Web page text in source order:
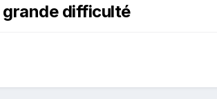
grande difficulté